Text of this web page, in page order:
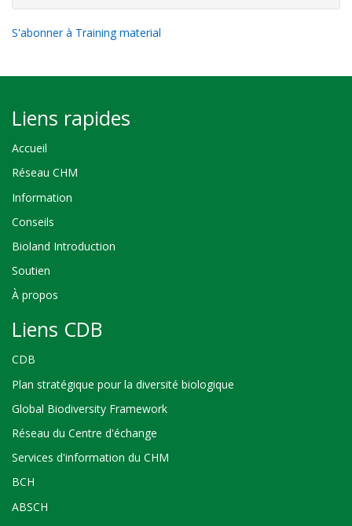
S'abonner à Training material
Liens rapides
Accueil
Réseau CHM
Information
Conseils
Bioland Introduction
Soutien
À propos
Liens CDB
CDB
Plan stratégique pour la diversité biologique
Global Biodiversity Framework
Réseau du Centre d'échange
Services d'information du CHM
BCH
ABSCH